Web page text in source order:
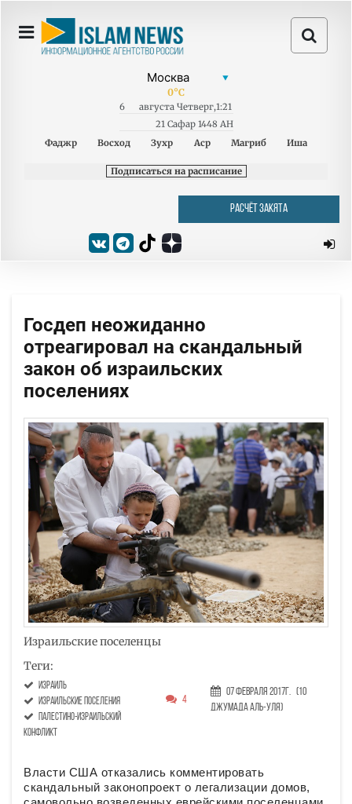
0°C
6 августа Четверг,1:21
21 Сафар 1448 AH
Фаджр
Восход Зухр Аср Магриб Иша
Подписаться на расписание
РАСЧЁТ ЗАКЯТА
Госдеп неожиданно
отреагировал на скандальный
закон об израильских
поселениях
Израильские поселенцы
Теги:
Израиль
израильские поселения
палестино-израильский
конфликт
4
07 Февраля 2017г. (10
Джумада аль-уля)
Власти США отказались комментировать
скандальный законопроект о легализации домов,